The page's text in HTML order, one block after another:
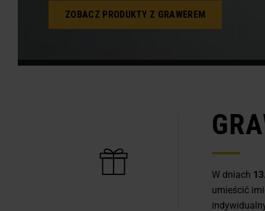
ZOBACZ PRODUKTY Z GRAWEREM
W dniach
umieścić